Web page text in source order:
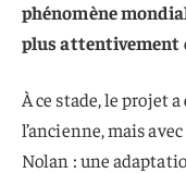
phénomène
plus attentivement
À ce stade, le projet
l’ancienne, mais
Nolan : une